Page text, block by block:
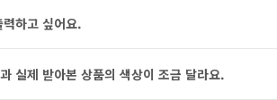
하고 싶어요.
실제 받아본 상품의 색상이 조금 달라요.